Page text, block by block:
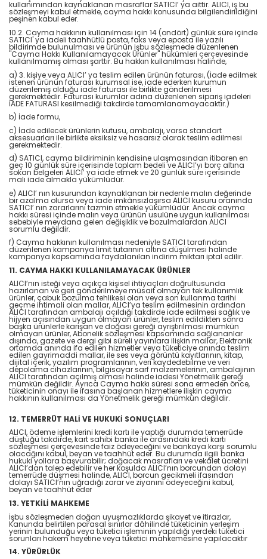
kullanımından kaynaklanan masraflar SATICI’ ya aittir. ALICI, iş bu
sözleşmeyi kabul etmekle, cayma hakkı konusunda bilgilendirildiğini
peşinen kabul eder.
10.2. Cayma hakkının kullanılması için 14 (ondört) günlük süre içinde
SATICI' ya iadeli taahhütlü posta, faks veya eposta ile yazılı
bildirimde bulunulması ve ürünün işbu sözleşmede düzenlenen
"Cayma Hakkı Kullanılamayacak Ürünler" hükümleri çerçevesinde
kullanılmamış olması şarttır. Bu hakkın kullanılması halinde,
a) 3. kişiye veya ALICI’ ya teslim edilen ürünün faturası, (İade edilmek
istenen ürünün faturası kurumsal ise, iade ederken kurumun
düzenlemiş olduğu iade faturası ile birlikte gönderilmesi
gerekmektedir. Faturası kurumlar adına düzenlenen sipariş iadeleri
İADE FATURASI kesilmediği takdirde tamamlanamayacaktır.)
b) İade formu,
c) İade edilecek ürünlerin kutusu, ambalajı, varsa standart
aksesuarları ile birlikte eksiksiz ve hasarsız olarak teslim edilmesi
gerekmektedir.
d) SATICI, cayma bildiriminin kendisine ulaşmasından itibaren en
geç 10 günlük süre içerisinde toplam bedeli ve ALICI’yı borç altına
sokan belgeleri ALICI’ ya iade etmek ve 20 günlük süre içerisinde
malı iade almakla yükümlüdür.
e) ALICI’ nın kusurundan kaynaklanan bir nedenle malın değerinde
bir azalma olursa veya iade imkânsızlaşırsa ALICI kusuru oranında
SATICI’ nın zararlarını tazmin etmekle yükümlüdür. Ancak cayma
hakkı süresi içinde malın veya ürünün usulüne uygun kullanılması
sebebiyle meydana gelen değişiklik ve bozulmalardan ALICI
sorumlu değildir.
f) Cayma hakkının kullanılması nedeniyle SATICI tarafından
düzenlenen kampanya limit tutarının altına düşülmesi halinde
kampanya kapsamında faydalanılan indirim miktarı iptal edilir.
11. CAYMA HAKKI KULLANILAMAYACAK ÜRÜNLER
ALICI’nın isteği veya açıkça kişisel ihtiyaçları doğrultusunda
hazırlanan ve geri gönderilmeye müsait olmayan tek kullanımlık
ürünler, çabuk bozulma tehlikesi olan veya son kullanma tarihi
geçme ihtimali olan mallar, ALICI’ya teslim edilmesinin ardından
ALICI tarafından ambalajı açıldığı takdirde iade edilmesi sağlık ve
hijyen açısından uygun olmayan ürünler, teslim edildikten sonra
başka ürünlerle karışan ve doğası gereği ayrıştırılması mümkün
olmayan ürünler, Abonelik sözleşmesi kapsamında sağlananlar
dışında, gazete ve dergi gibi süreli yayınlara ilişkin mallar, Elektronik
ortamda anında ifa edilen hizmetler veya tüketiciye anında teslim
edilen gayrimaddi mallar, ile ses veya görüntü kayıtlarının, kitap,
dijital içerik, yazılım programlarının, veri kaydedebilme ve veri
depolama cihazlarının, bilgisayar sarf malzemelerinin, ambalajının
ALICI tarafından açılmış olması halinde iadesi Yönetmelik gereği
mümkün değildir. Ayrıca Cayma hakkı süresi sona ermeden önce,
tüketicinin onayı ile ifasına başlanan hizmetlere ilişkin cayma
hakkının kullanılması da Yönetmelik gereği mümkün değildir.
12. TEMERRÜT HALİ VE HUKUKİ SONUÇLARI
ALICI, ödeme işlemlerini kredi kartı ile yaptığı durumda temerrüde
düştüğü takdirde, kart sahibi banka ile arasındaki kredi kartı
sözleşmesi çerçevesinde faiz ödeyeceğini ve bankaya karşı sorumlu
olacağını kabul, beyan ve taahhüt eder. Bu durumda ilgili banka
hukuki yollara başvurabilir; doğacak masrafları ve vekâlet ücretini
ALICI’dan talep edebilir ve her koşulda ALICI’nın borcundan dolayı
temerrüde düşmesi halinde, ALICI, borcun gecikmeli ifasından
dolayı SATICI’nın uğradığı zarar ve ziyanını ödeyeceğini kabul,
beyan ve taahhüt eder
13. YETKİLİ MAHKEME
İşbu sözleşmeden doğan uyuşmazlıklarda şikayet ve itirazlar,
Kanunda belirtilen parasal sınırlar dâhilinde tüketicinin yerleşim
yerinin bulunduğu veya tüketici işleminin yapıldığı yerdeki tüketici
sorunları hakem heyetine veya tüketici mahkemesine yapılacaktır
14. YÜRÜRLÜK